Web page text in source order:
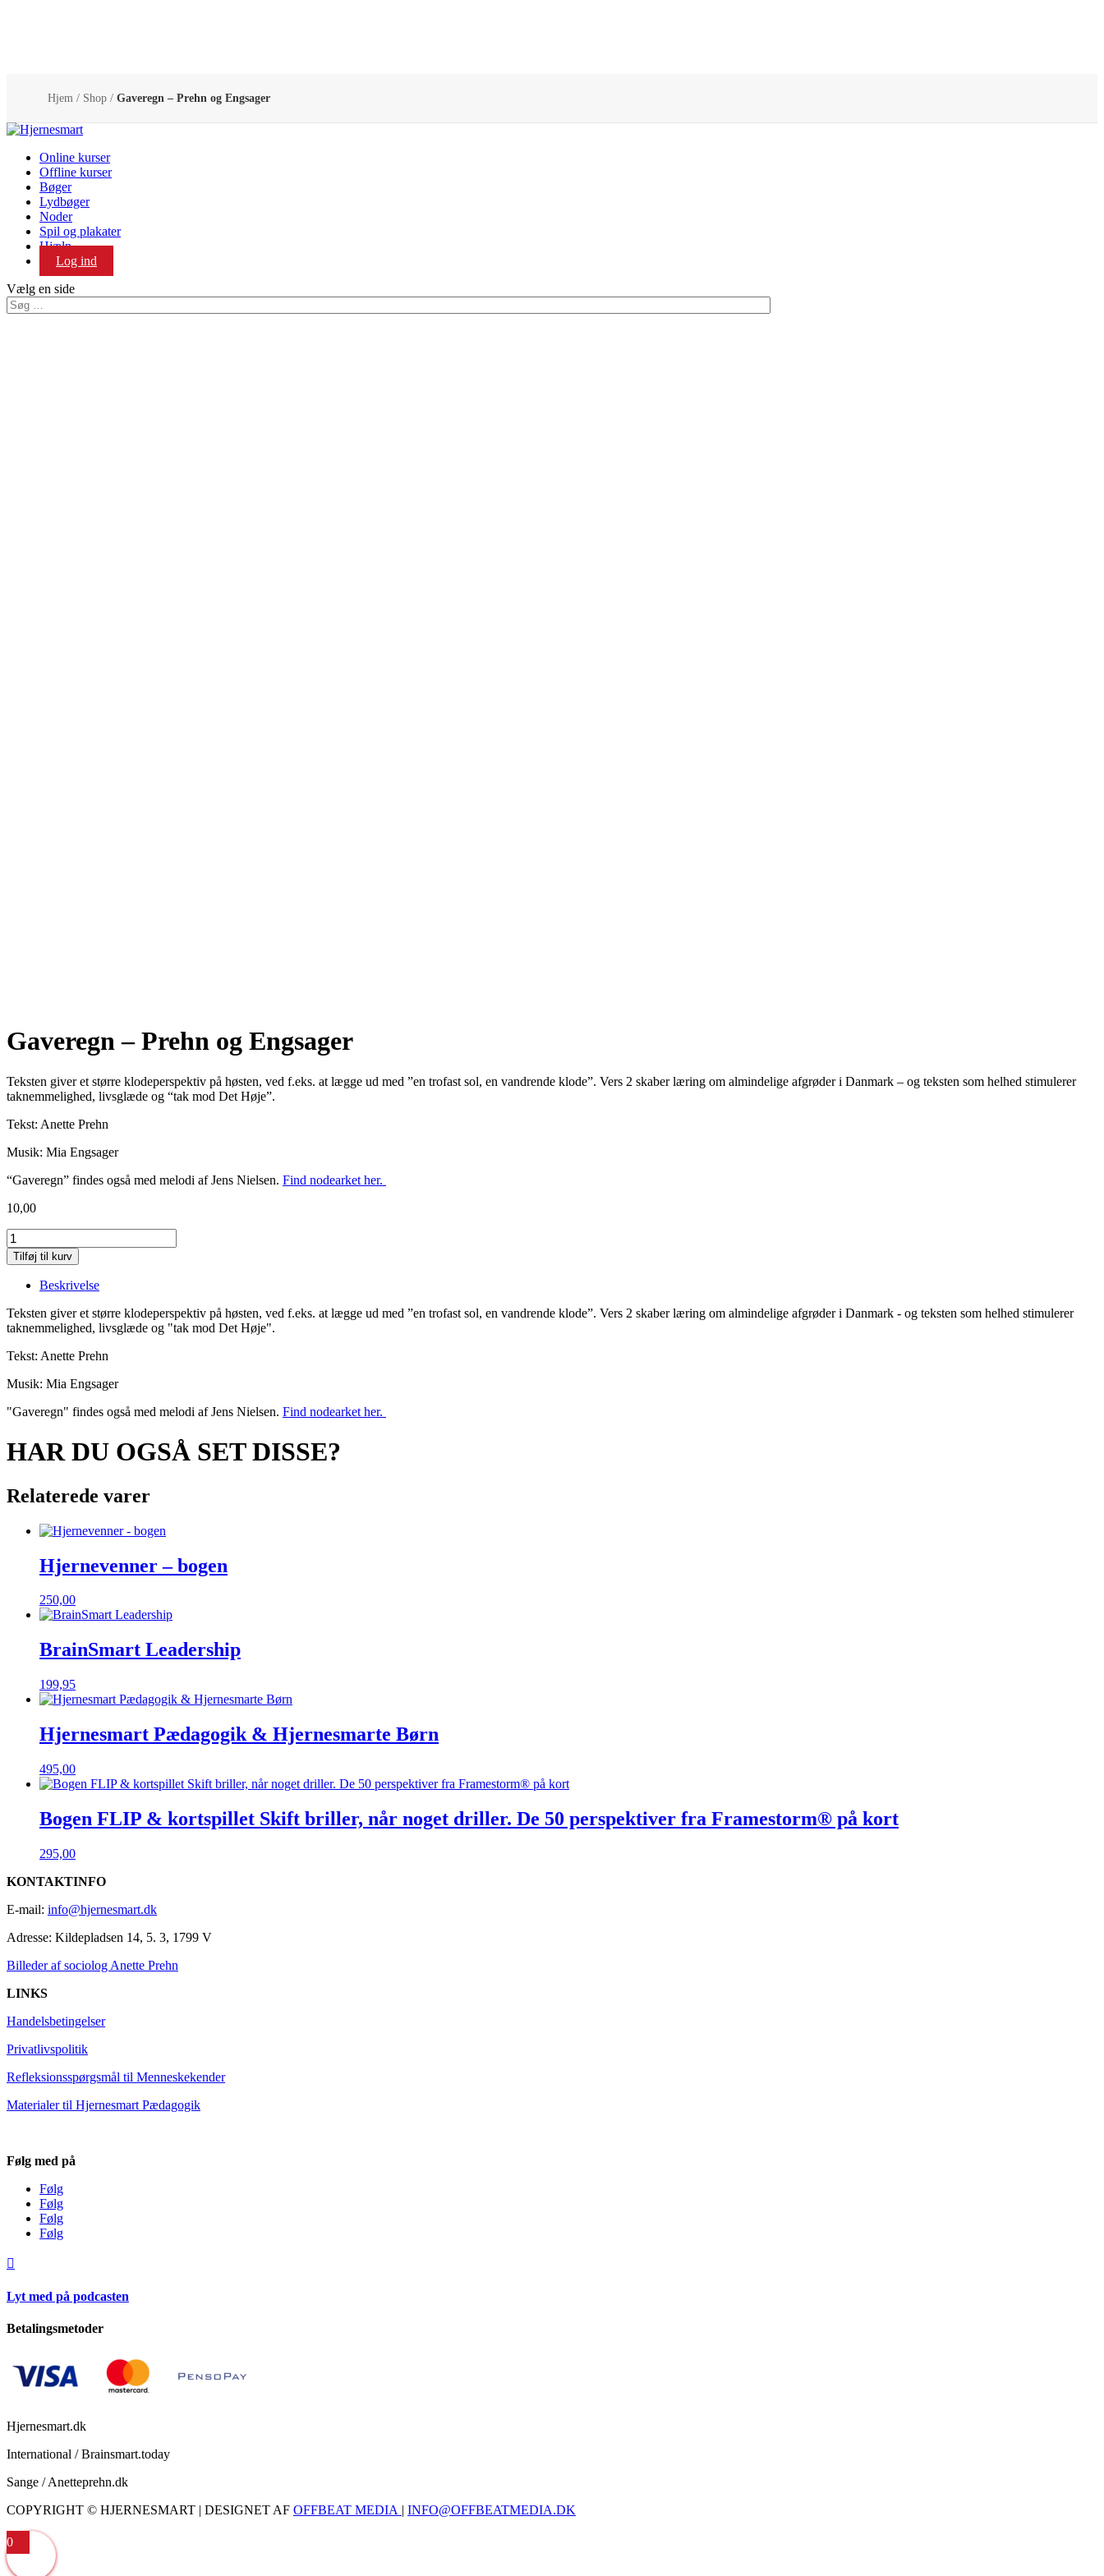
Hjem / Shop / Gaveregn – Prehn og Engsager
Online kurser
Offline kurser
Bøger
Lydbøger
Noder
Spil og plakater
Hjælp
Log ind
Vælg en side
Gaveregn – Prehn og Engsager
Teksten giver et større klodeperspektiv på høsten, ved f.eks. at lægge ud med ”en trofast sol, en vandrende klode”. Vers 2 skaber læring om almindelige afgrøder i Danmark – og teksten som helhed stimulerer
taknemmelighed, livsglæde og “tak mod Det Høje”.
Tekst: Anette Prehn
Musik: Mia Engsager
“Gaveregn” findes også med melodi af Jens Nielsen. Find nodearket her.
10,00
Gaveregn
-
Prehn
Engsager
antal
Tilføj til kurv
Beskrivelse
Teksten giver et større klodeperspektiv på høsten, ved f.eks. at lægge ud med ”en trofast sol, en vandrende klode”. Vers 2 skaber læring om almindelige afgrøder i Danmark - og teksten som helhed stimulerer
taknemmelighed, livsglæde og "tak mod Det Høje".
Tekst: Anette Prehn
Musik: Mia Engsager
"Gaveregn" findes også med melodi af Jens Nielsen. Find nodearket her.
HAR DU OGSÅ SET DISSE?
Relaterede varer
Hjernevenner – bogen
250,00
BrainSmart Leadership
199,95
Hjernesmart Pædagogik & Hjernesmarte Børn
495,00
Bogen FLIP & kortspillet Skift briller, når noget driller. De 50 perspektiver fra Framestorm® på kort
295,00
KONTAKTINFO
E-mail: info@hjernesmart.dk
Adresse: Kildepladsen 14, 5. 3, 1799 V
Billeder af sociolog Anette Prehn
LINKS
Handelsbetingelser
Privatlivspolitik
Refleksionsspørgsmål til Menneskekender
Materialer til Hjernesmart Pædagogik
Følg med på
Følg
Følg
Følg
Følg

Lyt med på podcasten
Betalingsmetoder
Hjernesmart.dk
International / Brainsmart.today
Sange / Anetteprehn.dk
COPYRIGHT © HJERNESMART | DESIGNET AF OFFBEAT MEDIA | INFO@OFFBEATMEDIA.DK
0